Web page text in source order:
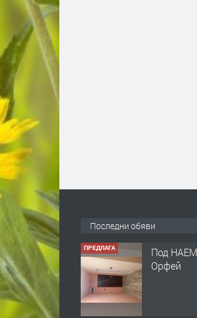
Последни обяви
ПРЕДЛАГА
Нов
Липа до